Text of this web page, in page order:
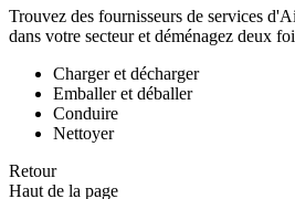
Trouvez des fournisseurs de services
dans votre secteur et déménagez deux
Charger et décharger
Emballer et déballer
Conduire
Nettoyer
Retour
Haut de la page